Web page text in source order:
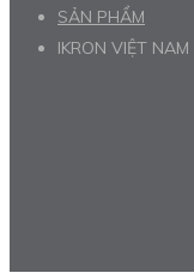
SẢN PHẨM
IKRON VIỆT NAM